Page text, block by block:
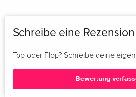
Schreibe eine Rezension
Top oder Flop? Schreibe deine
Bewertung